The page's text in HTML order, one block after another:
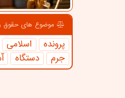
موضوع های حقوق
پرونده اسلامی
جرم
دستگاه